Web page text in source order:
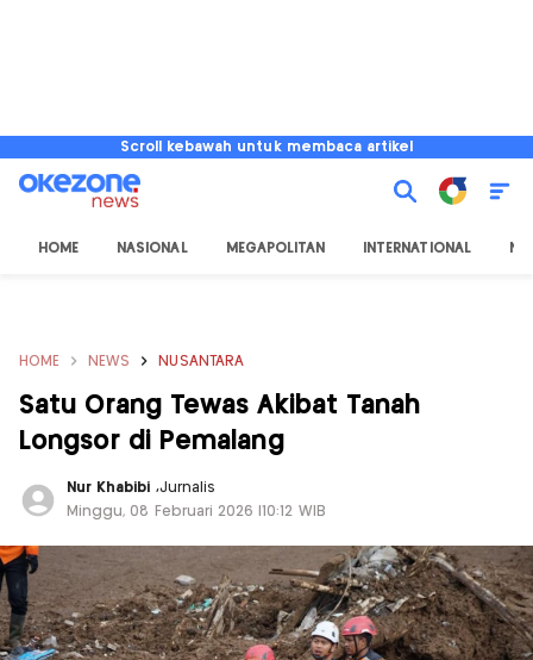
Scroll kebawah untuk membaca artikel
HOME NASIONAL MEGAPOLITAN INTERNATIONAL
HOME NEWS NUSANTARA
Satu Orang Tewas Akibat Tanah
Longsor di Pemalang
Nur Khabibi ,Jurnalis
Minggu, 08 Februari 2026 |10:12 WIB